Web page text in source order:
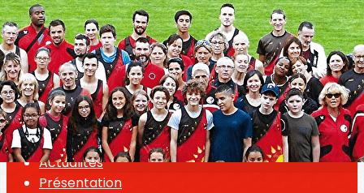
Exporter les lignes sélectionnées
Exporter toutes les colonnes
Exporter uniquement les colonnes affichées
Menu
<
>
Actualités
Présentation